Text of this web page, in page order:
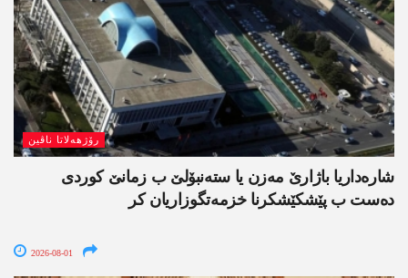
رۆژھەلاتا ناڤین
شارەداریا باژارێ مەزن یا ستەنبۆلێ ب زمانێ کوردی
دەست ب پێشکێشکرنا خزمەتگوزاریان کر
2026-08-01